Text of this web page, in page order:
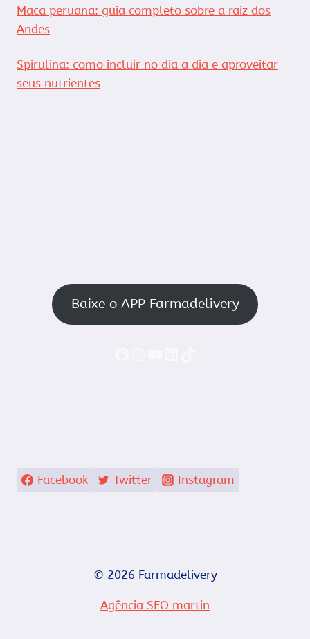
Maca peruana: guia completo sobre a raiz dos
Andes
Spirulina: como incluir no dia a dia e aproveitar
seus nutrientes
Baixe o APP Farmadelivery
Facebook Twitter Instagram
© 2026 Farmadelivery
Agência SEO martin